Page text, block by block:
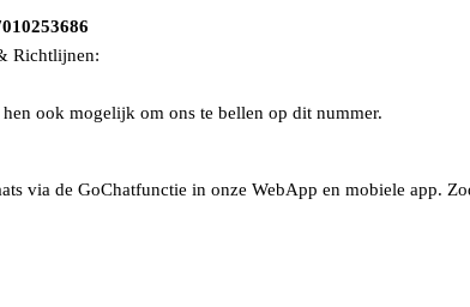
Richtlijnen:
ook mogelijk om ons te bellen op dit nummer.
via de GoChatfunctie in onze WebApp en mobiele app.